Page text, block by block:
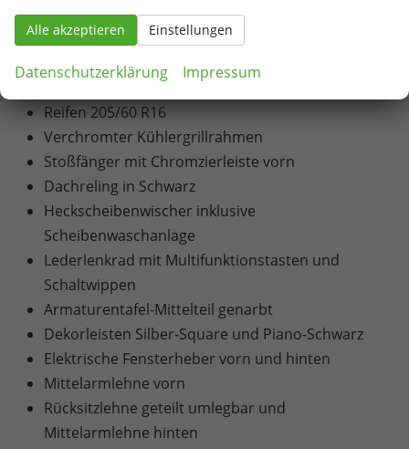
Beheizbare Vordersitze
Waschwasserstandskontrolle
LED-Hauptscheinwerfer
16" Leichtmetallfelgen Matar
Reifen 205/60 R16
Verchromter Kühlergrillrahmen
Stoßfänger mit Chromzierleiste vorn
Dachreling in Schwarz
Heckscheibenwischer inklusive
Scheibenwaschanlage
Lederlenkrad mit Multifunktionstasten und
Schaltwippen
Armaturentafel-Mittelteil genarbt
Dekorleisten Silber-Square und Piano-Schwarz
Elektrische Fensterheber vorn und hinten
Mittelarmlehne vorn
Rücksitzlehne geteilt umlegbar und
Mittelarmlehne hinten
Alle akzeptieren Einstellungen
Datenschutzerklärung Impressum